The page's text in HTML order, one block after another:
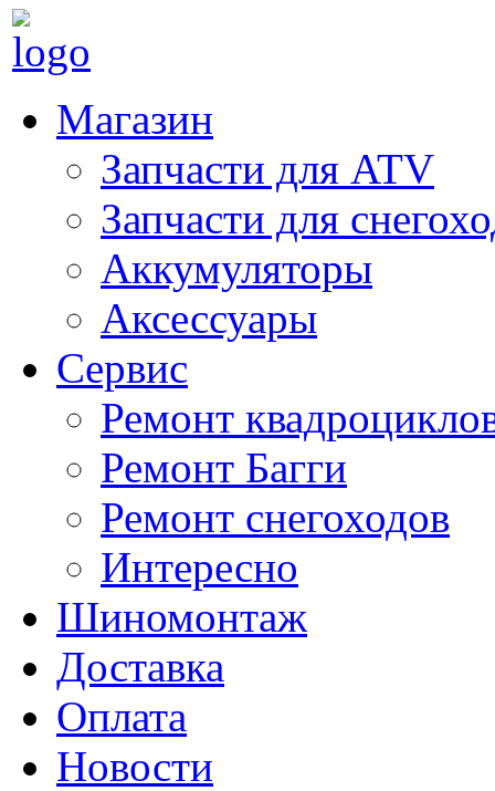
Магазин
Запчасти для ATV
Запчасти для
Аккумуляторы
Аксессуары
Сервис
Ремонт
Ремонт Багги
Ремонт снегоходов
Интересно
Шиномонтаж
Доставка
Оплата
Новости